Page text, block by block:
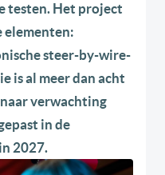
testen. Het project
elementen:
steer-by-wire-
is al meer dan acht
verwachting
in de
2027.